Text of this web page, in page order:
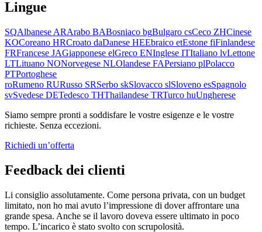
Lingue
SQAlbanese ARArabo BABosniaco bgBulgaro csCeco ZHCinese
KOCoreano HRCroato daDanese HEEbraico etEstone fiFinlandese
FRFrancese JAGiapponese elGreco ENInglese ITItaliano lvLettone
LTLituano NONorvegese NLOlandese FAPersiano plPolacco
PTPortoghese
roRumeno RURusso SRSerbo skSlovacco slSloveno esSpagnolo
svSvedese DETedesco THThailandese TRTurco huUngherese
Siamo sempre pronti a soddisfare le vostre esigenze e le vostre
richieste. Senza eccezioni.
Richiedi un’offerta
Feedback dei clienti
Li consiglio assolutamente. Come persona privata, con un budget
limitato, non ho mai avuto l’impressione di dover affrontare una
grande spesa. Anche se il lavoro doveva essere ultimato in poco
tempo. L’incarico è stato svolto con scrupolosità.